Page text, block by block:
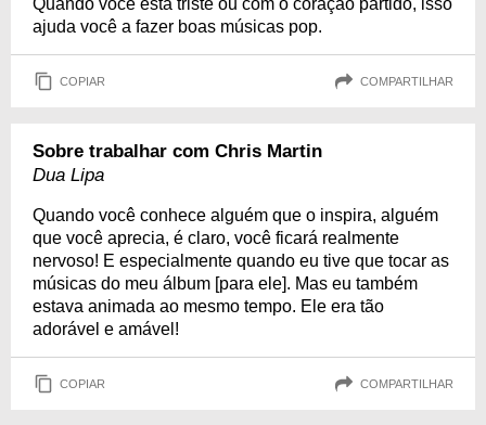
Quando você está triste ou com o coração partido, isso
ajuda você a fazer boas músicas pop.
COPIAR COMPARTILHAR
Sobre trabalhar com Chris Martin
Dua Lipa
Quando você conhece alguém que o inspira, alguém
que você aprecia, é claro, você ficará realmente
nervoso! E especialmente quando eu tive que tocar as
músicas do meu álbum [para ele]. Mas eu também
estava animada ao mesmo tempo. Ele era tão
adorável e amável!
COPIAR COMPARTILHAR